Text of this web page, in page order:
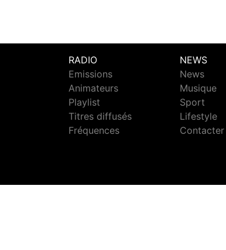
RADIO
Emissions
Animateurs
Playlist
Titres diffusés
Fréquences
NEWS
News
Musique
Sport
Lifestyle